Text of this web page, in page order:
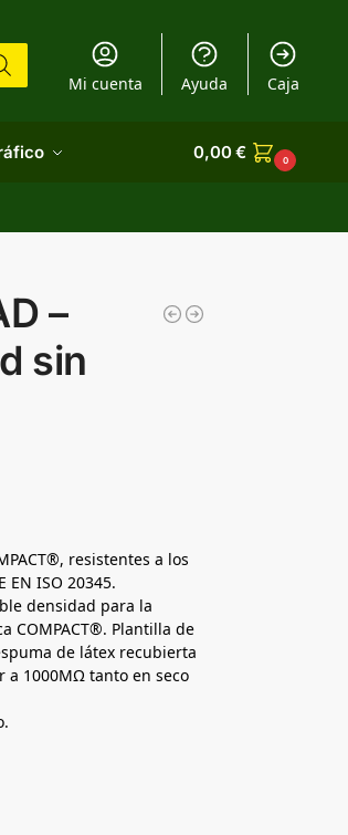
Mi cuenta Ayuda Caja
0,00€ 0
–
sin
resistentes a los
EN ISO 20345.
densidad para la
COMPACT®. Plantilla de
de látex recubierta
a 1000MΩ tanto en seco